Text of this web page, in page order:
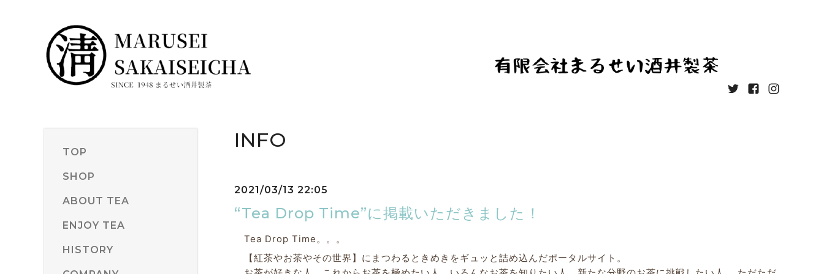
TOP
SHOP
ABOUT TEA
ENJOY TEA
HISTORY
INFO
2021/03/13 22:05
“Tea Drop Time”に掲載いただきました！
Tea Drop Time。。。
【紅茶やお茶やその世界】にまつわるときめきをギュッと詰め込んだポータルサイト。